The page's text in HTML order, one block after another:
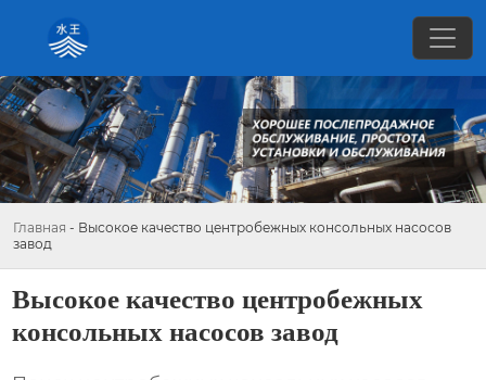
Главная - Высокое качество центробежных консольных насосов
завод
Высокое качество центробежных
консольных насосов завод